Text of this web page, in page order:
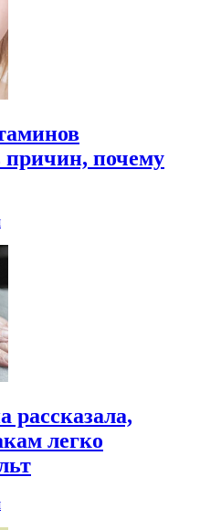
причин, почему
рассказала,
легко